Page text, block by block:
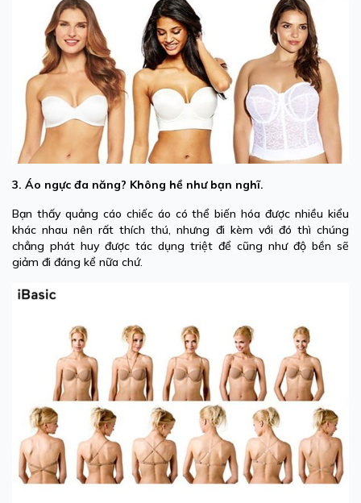
3. Áo ngực đa năng? Không hề như bạn nghĩ.
Bạn thấy quảng cáo chiếc áo có thể biến hóa được nhiều kiểu
khác nhau nên rất thích thú, nhưng đi kèm với đó thì chúng
chẳng phát huy được tác dụng triệt để cũng như độ bền sẽ
giảm đi đáng kể nữa chứ.